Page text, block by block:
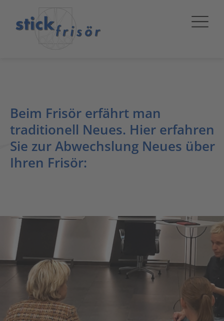
Beim Frisör erfährt man
traditionell Neues. Hier erfahren
Sie zur Abwechslung Neues über
Ihren Frisör: